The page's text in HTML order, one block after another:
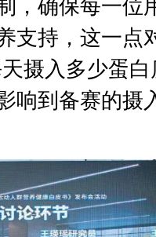
，确保每一位
支持，这一点
摄入多少蛋
响到备赛的摄